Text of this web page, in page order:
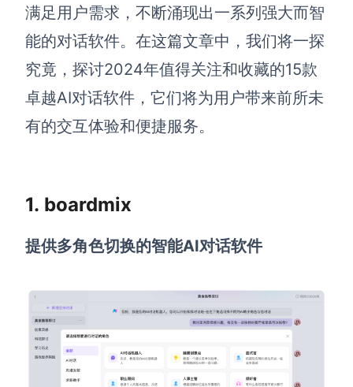
博思AIPPT
AI生成PPT，支持在线编辑
资源与下载
向团队介绍
客户端、插件
解决方案
满足用户需求，不断涌现出一系列强大而智
能的对话软件。在这篇文章中，我们将一探
究竟，探讨2024年值得关注和收藏的15款
卓越AI对话软件，它们将为用户带来前所未
有的交互体验和便捷服务。
1. boardmix
提供多角色切换的智能AI对话软件